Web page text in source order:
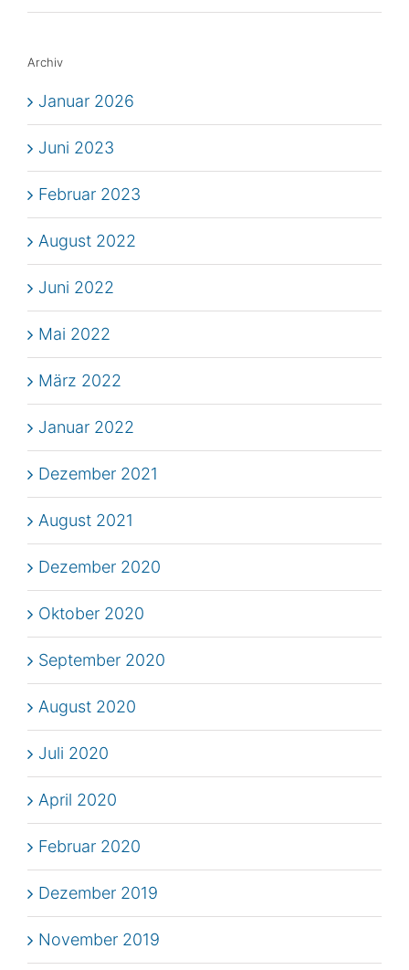
Archiv
Januar 2026
Juni 2023
Februar 2023
August 2022
Juni 2022
Mai 2022
März 2022
Januar 2022
Dezember 2021
August 2021
Dezember 2020
Oktober 2020
September 2020
August 2020
Juli 2020
April 2020
Februar 2020
Dezember 2019
November 2019